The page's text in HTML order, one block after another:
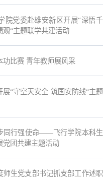
院党委赴雄安新区开展“深悟千
“主题联学共建活动
功比赛 青年教师展风采
展“守空天安全 筑国安防线“主题
同行强使命——飞行学院本科生
党团共建主题活动
师生党支部书记抓支部工作述职